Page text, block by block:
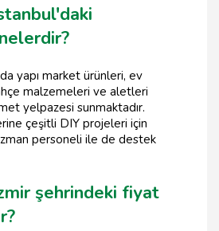
yapı market ürünleri, ev
malzemeleri ve aletleri
yelpazesi sunmaktadır.
çeşitli DIY projeleri için
personeli ile de destek
şehrindeki fiyat